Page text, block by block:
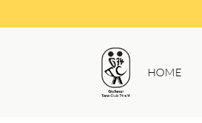
HOME